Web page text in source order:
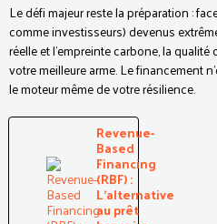
Le défi majeur reste la préparation :
comme investisseurs) devenus
réelle et l'empreinte carbone, la
votre meilleure arme. Le financement
le moteur même de votre résilience.
Revenue-
Based
Financing
(RBF) :
L'alternative
au prêt